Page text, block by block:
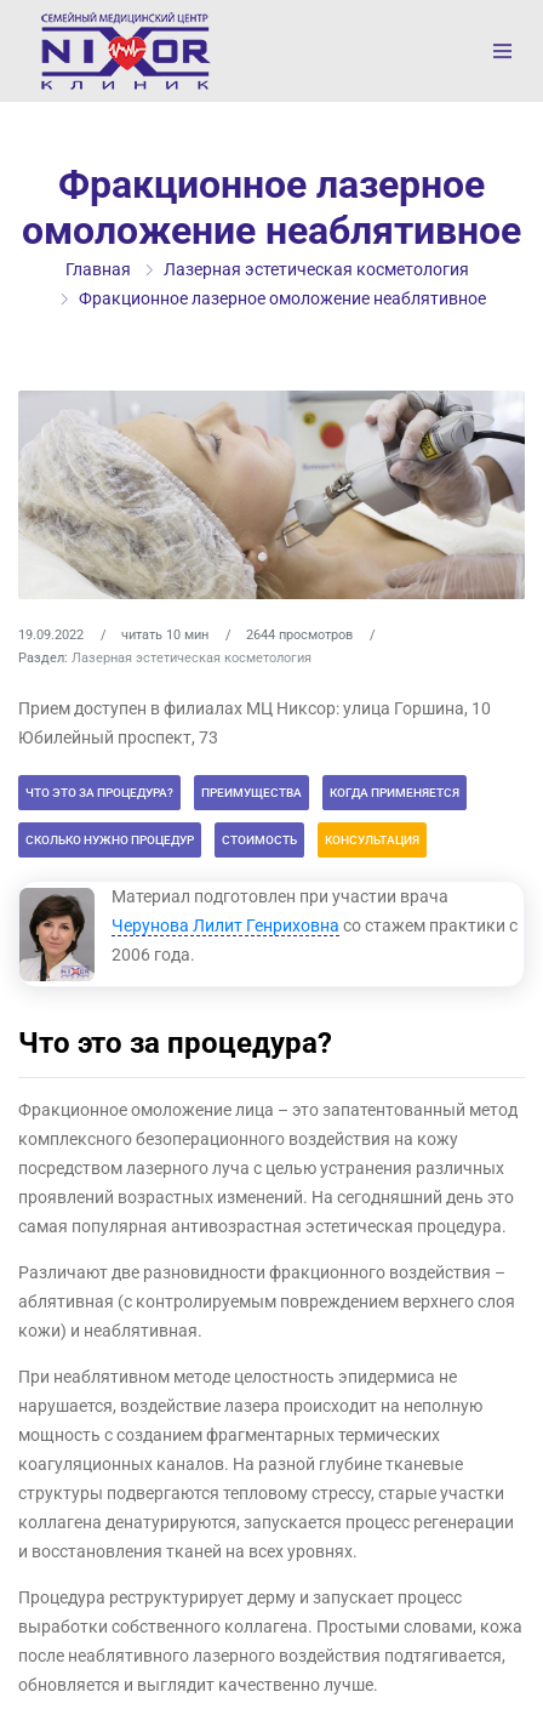
Фракционное лазерное
омоложение неаблятивное
Главная
Лазерная эстетическая косметология
Фракционное лазерное омоложение неаблятивное
19.09.2022 читать 10 мин
2644 просмотров
Раздел: Лазерная эстетическая косметология
Прием доступен в филиалах МЦ Никсор: улица Горшина, 10
Юбилейный проспект, 73
ЧТО ЭТО ЗА ПРОЦЕДУРА? ПРЕИМУЩЕСТВА КОГДА ПРИМЕНЯЕТСЯ
СКОЛЬКО НУЖНО ПРОЦЕДУР СТОИМОСТЬ КОНСУЛЬТАЦИЯ
Материал подготовлен при участии врача
Черунова Лилит Генриховна со стажем практики с
2006 года.
Что это за процедура?
Фракционное омоложение лица – это запатентованный метод
комплексного безоперационного воздействия на кожу
посредством лазерного луча с целью устранения различных
проявлений возрастных изменений. На сегодняшний день это
самая популярная антивозрастная эстетическая процедура.
Различают две разновидности фракционного воздействия –
аблятивная (с контролируемым повреждением верхнего слоя
кожи) и неаблятивная.
При неаблятивном методе целостность эпидермиса не
нарушается, воздействие лазера происходит на неполную
мощность с созданием фрагментарных термических
коагуляционных каналов. На разной глубине тканевые
структуры подвергаются тепловому стрессу, старые участки
коллагена денатурируются, запускается процесс регенерации
и восстановления тканей на всех уровнях.
Процедура реструктурирует дерму и запускает процесс
выработки собственного коллагена. Простыми словами, кожа
после неаблятивного лазерного воздействия подтягивается,
обновляется и выглядит качественно лучше.